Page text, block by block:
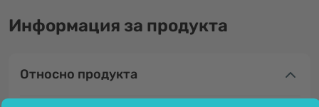
Информация за продукта
Относно продукта